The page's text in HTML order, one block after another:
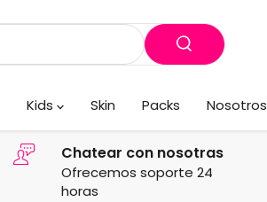
Kids Skin Packs Nosotros
Chatear con nosotras
Ofrecemos soporte 24
horas